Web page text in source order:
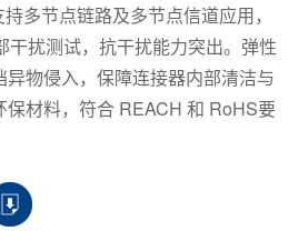
多节点链路及多节点信道应用，
干扰测试，抗干扰能力突出。弹性
物侵入，保障连接器内部清洁与
材料，符合 REACH 和 RoHS要